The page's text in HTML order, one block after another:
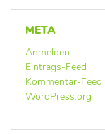
META
Anmelden
Eintrags-Feed
Kommentar-Feed
WordPress.org